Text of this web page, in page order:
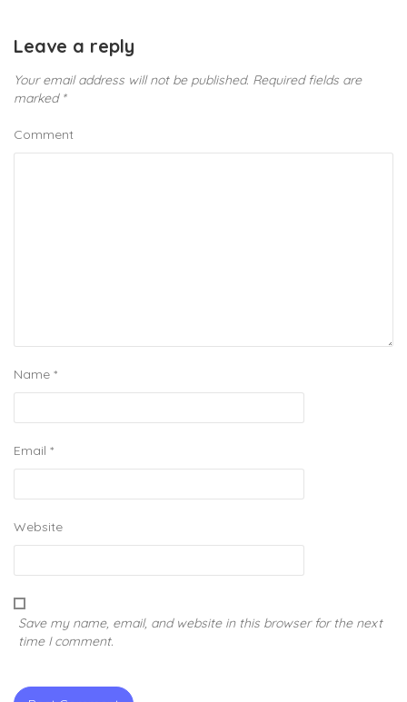
Leave a reply
Your email address will not be published. Required fields are
marked *
Comment
Name *
Email *
Website
Save my name, email, and website in this browser for the next
time I comment.